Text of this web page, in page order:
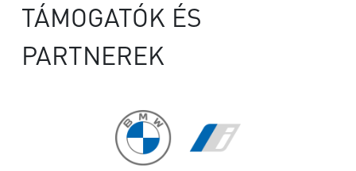
TÁMOGATÓK ÉS
PARTNEREK